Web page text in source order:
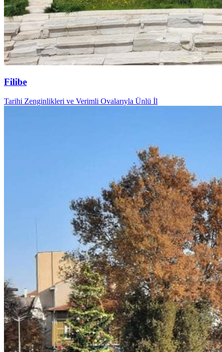
Filibe
Tarihi Zenginlikleri ve Verimli Ovalarıyla Ünlü İl